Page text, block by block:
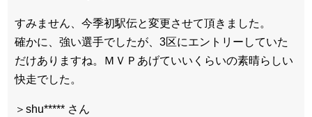
すみません、今季初駅伝と変更させて頂きました。
確かに、強い選手でしたが、3区にエントリーしていた
だけありますね。ＭＶＰあげていいくらいの素晴らしい
快走でした。
＞shu***** さん